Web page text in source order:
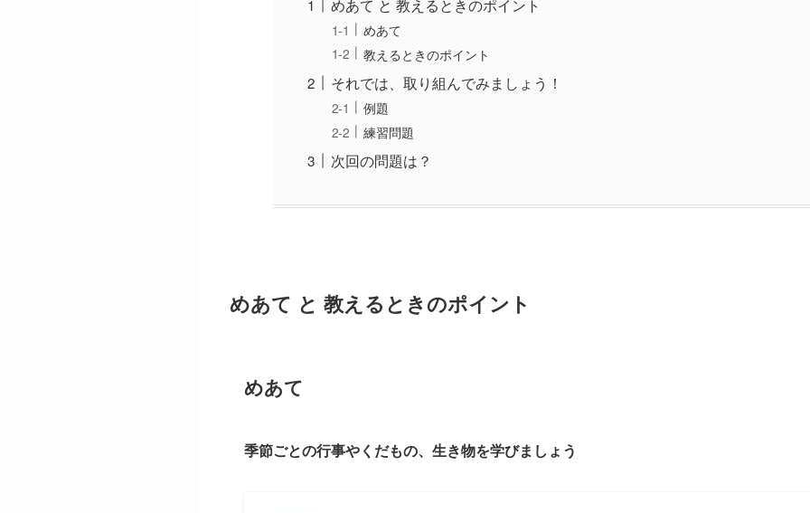
めあて と 教えるときのポイント
めあて
教えるときのポイント
それでは、取り組んでみましょう！
例題
練習問題
次回の問題は？
めあて と 教えるときのポイント
めあて
季節ごとの行事やくだもの、生き物を学びましょう